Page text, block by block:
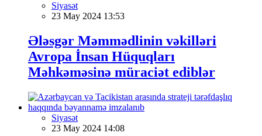
Siyasət
23 May 2024 13:53
Ələsgər Məmmədlinin vəkilləri
Avropa İnsan Hüquqları
Məhkəməsinə müraciət ediblər
Siyasət
23 May 2024 14:08